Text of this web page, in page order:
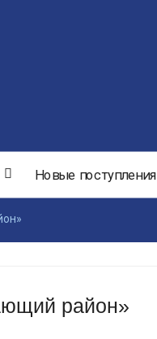
Новые поступления
район»